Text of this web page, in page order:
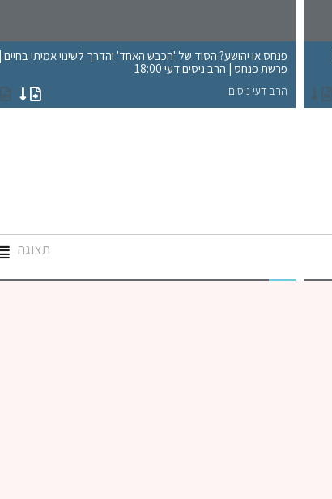
פנחס או יהושע? הסוד של 'הכבש האחד' והדרך לשינוי אמיתי בחיים |
פרשת פנחס | הרב ניסים דעי 18:00
הרב דעי ניסים
תצוגה
גמרא